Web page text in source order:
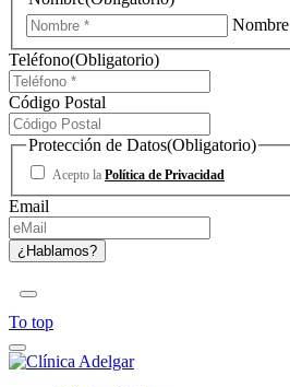
Nombre
Teléfono(Obligatorio)
Código Postal
Protección de Datos(Obligatorio)
Acepto la Política de Privacidad
Email
To top